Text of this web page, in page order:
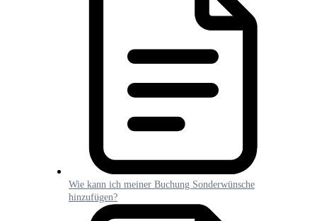
Wie kann ich meiner Buchung Sonderwünsche
hinzufügen?